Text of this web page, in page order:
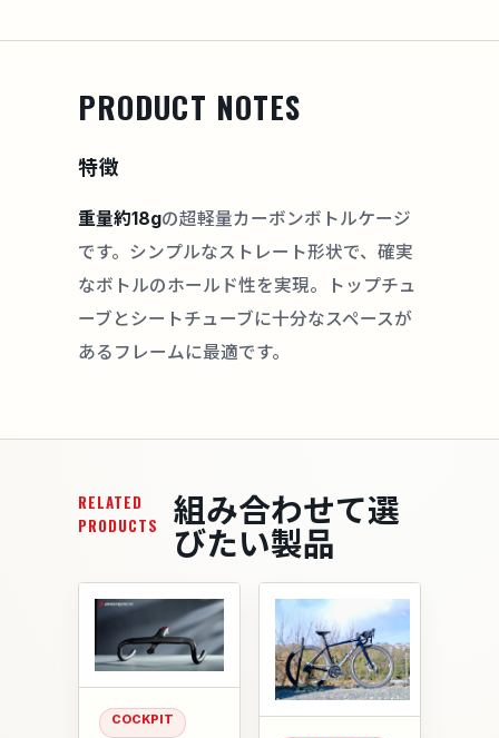
PRODUCT NOTES
特徴
重量約18gの超軽量カーボンボトルケージ
です。シンプルなストレート形状で、確実
なボトルのホールド性を実現。トップチュ
ーブとシートチューブに十分なスペースが
あるフレームに最適です。
RELATED
PRODUCTS
組み合わせて選
びたい製品
COCKPIT